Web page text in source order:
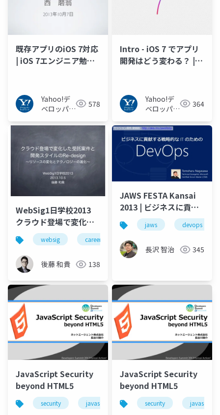
既存アプリのiOS 7対応
| iOS 7エンジニア勉強
Yahoo!デ
ベロッパー
ク
578
Intro - iOS 7 でアプリ
開発はどう変わる？ |
Yahoo!デ
ベロッパー
ク
364
WebSig1日学校2013
クラウド登場で変化し
た受託案件と開発スタ
イルのRe-design ～リ
ソースの変化とテクノ
ロジーの進化〜
websig career
後藤 和貴 138
JAWS FESTA Kansai
2013 | ビジネスに貢献
する戦略的なITのため
のDevOps
jaws devops
長沢 智治 345
JavaScript Security
beyond HTML5
security javascript html5
JavaScript Security
beyond HTML5
security javascript